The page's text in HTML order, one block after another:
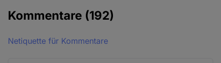
Kommentare (192)
Netiquette für Kommentare